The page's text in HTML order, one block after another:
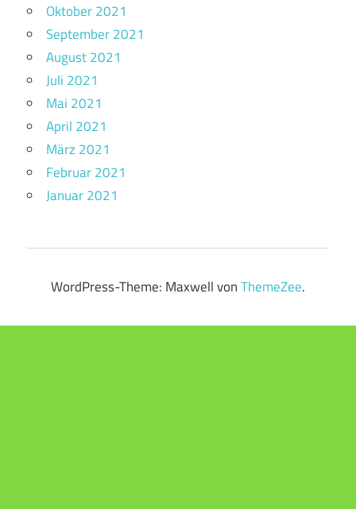
Oktober 2021
September 2021
August 2021
Juli 2021
Mai 2021
April 2021
März 2021
Februar 2021
Januar 2021
WordPress-Theme: Maxwell vonThemeZee.